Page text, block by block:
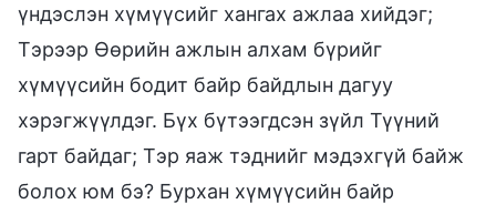
үндэслэн хүмүүсийг хангах ажлаа хийдэг;
Тэрээр Өөрийн ажлын алхам бүрийг
хүмүүсийн бодит байр байдлын дагуу
хэрэгжүүлдэг. Бүх бүтээгдсэн зүйл Түүний
гарт байдаг; Тэр яаж тэднийг мэдэхгүй байж
болох юм бэ? Бурхан хүмүүсийн байр